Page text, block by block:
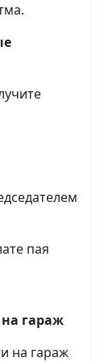
пая
гараж
на гараж